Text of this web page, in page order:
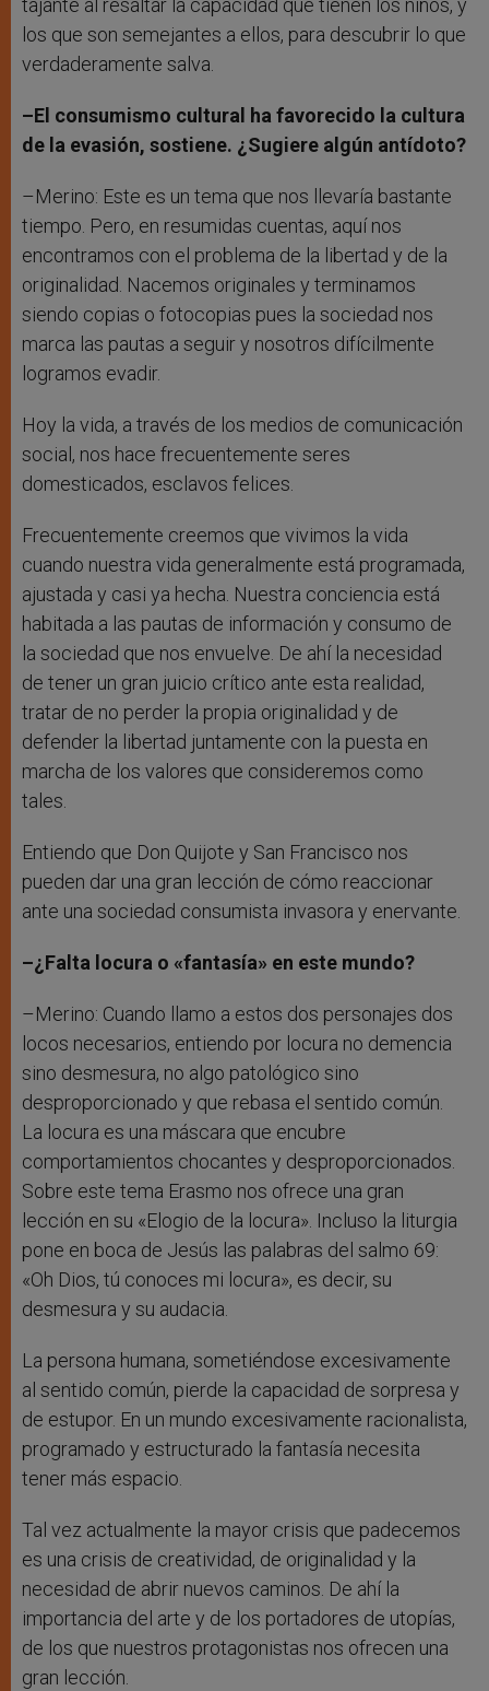
tajante al resaltar la capacidad que tienen los niños, y
los que son semejantes a ellos, para descubrir lo que
verdaderamente salva.
–El consumismo cultural ha favorecido la cultura
de la evasión, sostiene. ¿Sugiere algún antídoto?
–Merino: Este es un tema que nos llevaría bastante
tiempo. Pero, en resumidas cuentas, aquí nos
encontramos con el problema de la libertad y de la
originalidad. Nacemos originales y terminamos
siendo copias o fotocopias pues la sociedad nos
marca las pautas a seguir y nosotros difícilmente
logramos evadir.
Hoy la vida, a través de los medios de comunicación
social, nos hace frecuentemente seres
domesticados, esclavos felices.
Frecuentemente creemos que vivimos la vida
cuando nuestra vida generalmente está programada,
ajustada y casi ya hecha. Nuestra conciencia está
habitada a las pautas de información y consumo de
la sociedad que nos envuelve. De ahí la necesidad
de tener un gran juicio crítico ante esta realidad,
tratar de no perder la propia originalidad y de
defender la libertad juntamente con la puesta en
marcha de los valores que consideremos como
tales.
Entiendo que Don Quijote y San Francisco nos
pueden dar una gran lección de cómo reaccionar
ante una sociedad consumista invasora y enervante.
–¿Falta locura o «fantasía» en este mundo?
–Merino: Cuando llamo a estos dos personajes dos
locos necesarios, entiendo por locura no demencia
sino desmesura, no algo patológico sino
desproporcionado y que rebasa el sentido común.
La locura es una máscara que encubre
comportamientos chocantes y desproporcionados.
Sobre este tema Erasmo nos ofrece una gran
lección en su «Elogio de la locura». Incluso la liturgia
pone en boca de Jesús las palabras del salmo 69:
«Oh Dios, tú conoces mi locura», es decir, su
desmesura y su audacia.
La persona humana, sometiéndose excesivamente
al sentido común, pierde la capacidad de sorpresa y
de estupor. En un mundo excesivamente racionalista,
programado y estructurado la fantasía necesita
tener más espacio.
Tal vez actualmente la mayor crisis que padecemos
es una crisis de creatividad, de originalidad y la
necesidad de abrir nuevos caminos. De ahí la
importancia del arte y de los portadores de utopías,
de los que nuestros protagonistas nos ofrecen una
gran lección.